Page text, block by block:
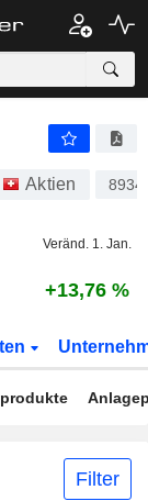
Aktien
Veränd. 1. Jan.
+13,76 %
Filter